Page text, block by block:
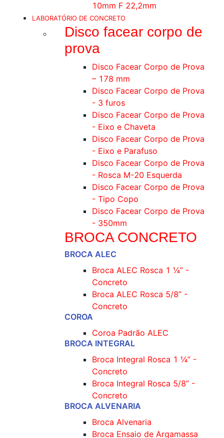
10mm F 22,2mm
LABORATÓRIO DE CONCRETO
Disco facear corpo de
prova
Disco Facear Corpo de Prova
– 178 mm
Disco Facear Corpo de Prova
- 3 furos
Disco Facear Corpo de Prova
- Eixo e Chaveta
Disco Facear Corpo de Prova
- Eixo e Parafuso
Disco Facear Corpo de Prova
- Rosca M-20 Esquerda
Disco Facear Corpo de Prova
- Tipo Copo
Disco Facear Corpo de Prova
- 350mm
BROCA CONCRETO
BROCA ALEC
Broca ALEC Rosca 1 ¼’’ -
Concreto
Broca ALEC Rosca 5/8’’ -
Concreto
COROA
Coroa Padrão ALEC
BROCA INTEGRAL
Broca Integral Rosca 1 ¼’’ -
Concreto
Broca Integral Rosca 5/8’’ -
Concreto
BROCA ALVENARIA
Broca Alvenaria
Broca Ensaio de Argamassa